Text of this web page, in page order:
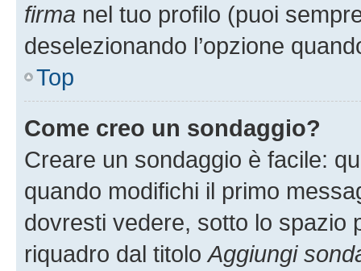
firma nel tuo profilo (puoi
deselezionando l’opzione
Top
Come creo un sondaggio?
Creare un sondaggio è facile:
quando modifichi il primo
dovresti vedere, sotto lo spazio
riquadro dal titoloAggiungi